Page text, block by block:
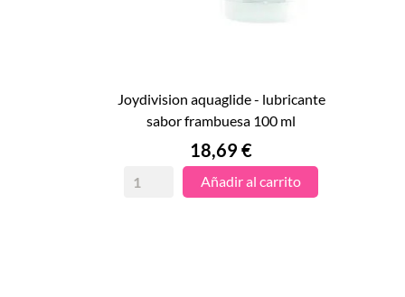
VISTA RÁPIDA
joydivision aquaglide - lubricante
sabor frambuesa 100 ml
Precio
18,69 €
Añadir al carrito